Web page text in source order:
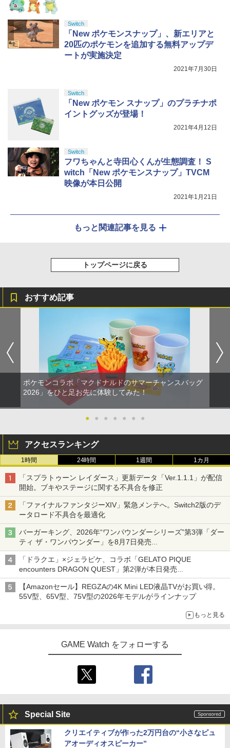
5
第三章 蛇神 (オリジナル特典:オリジナル
巾着＋メーカー特典:【坤と離】二振りの
剣、十翼より来たる！スタジオ描き下ろ
しイラストボード付) [DVD]
Switch
「New ポケモンスナップ」、新エリアと
20匹のポケモンを追加する無料アップデ
ートが実施決定
2021年7月30日
Switch
「New ポケモン スナップ」のプラチナポ
イントグッズが登場！
2021年4月12日
Switch
フワちゃんと寺田心くんが生態調査！ S
witch「New ポケモンスナップ」TVCM
映像が本日公開
2021年1月21日
もっと関連記事を見る
トップページに戻る
おすすめ記事
ポケモンコラボ「マクドナルドのサマーチャンスバッグ
2026」をひと足お先に体験してみた！
● ● ● ● ● ● ●
アクセスランキング
1時間 24時間 1週間 1カ月
「スプラトゥーン レイダース」更新データ「Ver.1.1.1」が配信
開始。ブキやステージに関する不具合を修正
「ファイナルファンタジーXIV」緊急メンテへ。Switch2版のデ
ータロード不具合を最適化
バーガーキング、2026年“ワンパウンダーシリーズ”第3弾「ダー
ティ ザ・ワンパウンダー」を8月7日発売
「特製ガーリックマヨソース」を使用した超大型チーズバーガー
「ドラクエ」×ジェラピケ、コラボ「GELATO PIQUE
encounters DRAGON QUEST」第2弾が本日発売
アイスカップに入ったスライムやわたぼう、ベビーサタンなどが
オリジナルアートで登場
【Amazonセール】REGZAの4K Mini LED液晶TVがお買い得。
55V型、65V型、75V型の2026年モデルがラインナップ
もっと見る
GAME Watch をフォローする
Special Site
クリエイティブが作った2万円台の“小さなピュ
アオーディオスピーカー”